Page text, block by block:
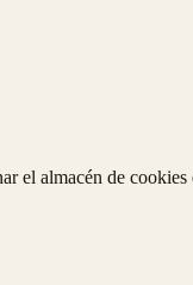
el almacén de